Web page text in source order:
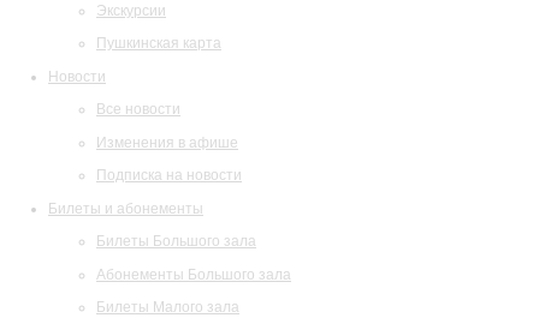
Экскурсии
Пушкинская карта
Новости
Все новости
Изменения в афише
Подписка на новости
Билеты и абонементы
Билеты Большого зала
Абонементы Большого зала
Билеты Малого зала